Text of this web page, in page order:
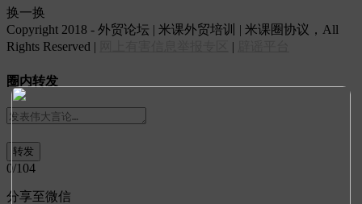
换一换
Copyright 2018 - 外贸论坛 | 米课外贸培训 | 米课圈协议，All
Rights Reserved |
|
圈内转发
0/104
分享至微信